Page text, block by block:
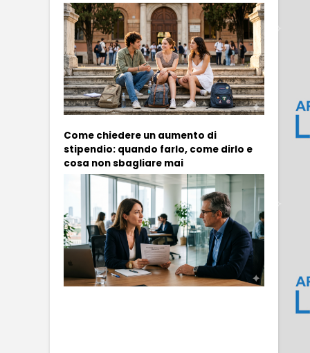
Come chiedere un aumento di
stipendio: quando farlo, come dirlo e
cosa non sbagliare mai